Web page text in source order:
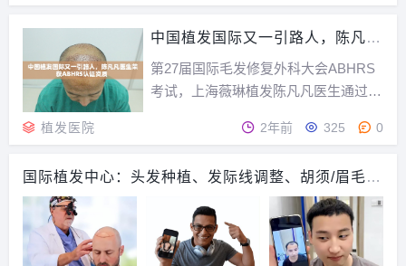
枕部永久性生长的健康毛囊，移植到没有头发的额部或头
顶，这些被移植过去的发根可以在新的秃发部位继续生长...
中国植发国际又一引路人，陈凡凡
第27届国际毛发修复外科大会ABHRS
考试，上海薇琳植发陈凡凡医生通过了
S认证资质。重要的是，陈凡凡医生是
中的其中一名。与陈凡凡医生一起取得
此认证资质的还有李梅博士，她创造了
中国大陆植...
植发医院 2年前 325 0
国际植发中心：头发种植、发际线调整、胡须/眉毛种
植